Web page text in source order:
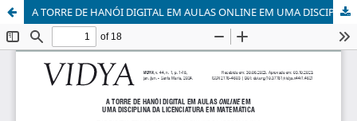
A TORRE DE HANÓI DIGITAL EM AULAS ONLINE EM UMA DISCIPLINA DA LICENCIATURA EM MATEMÁTICA